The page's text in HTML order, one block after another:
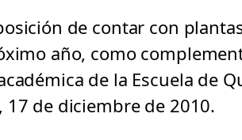
de contar con
año, como
de la Escuela de
de diciembre de 2010.